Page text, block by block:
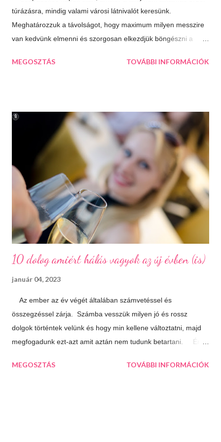
túrázásra, mindig valami városi látnivalót keresünk.
Meghatározzuk a távolságot, hogy maximum milyen messzire
van kedvünk elmenni és szorgosan elkezdjük böngészni a
települést. Így esett a választásunk következő úticélként
lakott, bővelkedik régészeti feltárásokban és kincsekben,
melyeket a város a mai napig lelkiismeretesen ápol és büszkén
meg is mutat a világnak. A százhalom előtag a település
határában húzódó halomsírokra utal, melyeket ma is meg lehet
tekinteni a régészeti parkban. De még mielőtt ide eljutnánk,
érdemes megállni a gyönyörűen felújított főtéren, ahol a
Makovecz Imre által tervezett Szent István Templom magas...
MEGOSZTÁS TOVÁBBI INFORMÁCIÓK
10 dolog amiért hálás vagyok az új évben (is)
január 04, 2023
Az ember az év végét általában számvetéssel és
összegzéssel zárja. Számba vesszük milyen jó és rossz
dolgok történtek velünk és hogy min kellene változtatni, majd
megfogadunk ezt-azt amit aztán nem tudunk betartani. Én
Nem agyalok a múlton, azon már úgysem tudok változtatni,
MEGOSZTÁS TOVÁBBI INFORMÁCIÓK